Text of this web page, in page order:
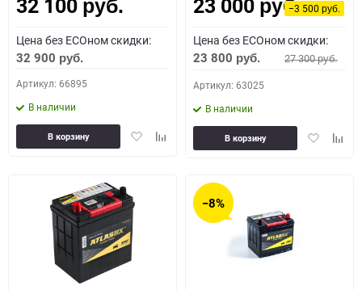
32 100 руб.
Цена без ECOном скидки:
32 900 руб.
Артикул: 66895
В наличии
ДобавитьДобавить
В корзину
23 000 руб.−3 500руб.
Цена без ECOном скидки:
23 800 руб. 27 300руб.
Артикул: 63025
В наличии
Добавить
В корзину
−8%